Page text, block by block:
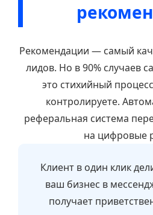
Рекомендации — самый
лидов. Но в 90% случаев
это стихийный
контролируете.
реферальная система
на цифровые
Клиент в один клик
ваш бизнес в
получает